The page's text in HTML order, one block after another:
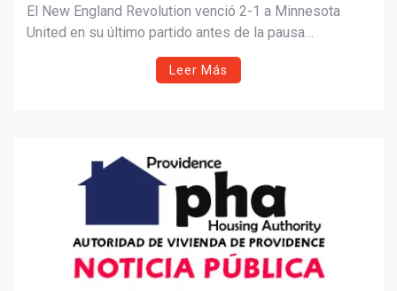
El New England Revolution venció 2-1 a Minnesota
United en su último partido antes de la pausa
mundialista, con goles de Carles Gil y Luca Langoni, y
una actuación brillante de Matt Turner bajo los tres
Leer Más